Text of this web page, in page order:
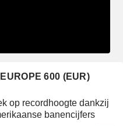
600 (EUR)
op recordhoogte dankzij
banencijfers